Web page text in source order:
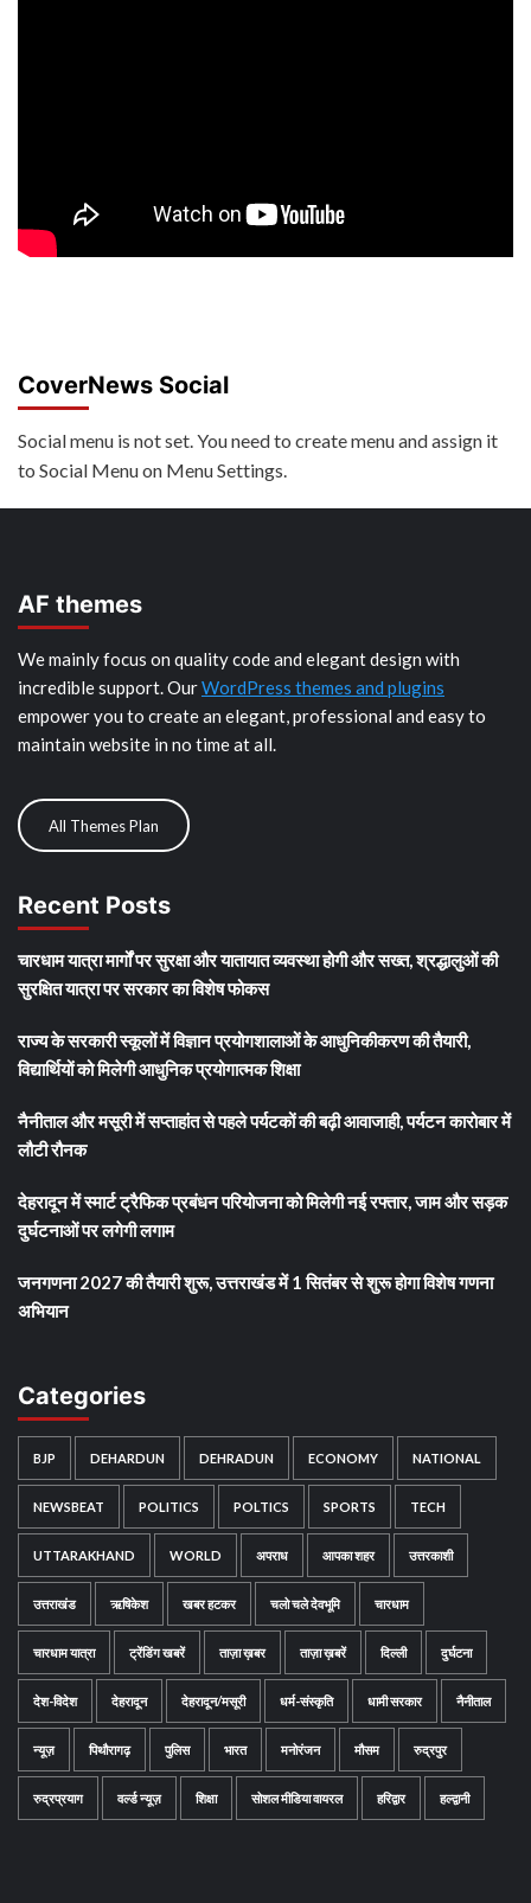
CoverNews Social
Social menu is not set. You need to create menu and assign it
to Social Menu on Menu Settings.
AF themes
We mainly focus on quality code and elegant design with
incredible support. OurWordPress themes and plugins
empower you to create an elegant, professional and easy to
maintain website in no time at all.
All Themes Plan
Recent Posts
चारधाम यात्रा मार्गों पर सुरक्षा और यातायात व्यवस्था होगी और सख्त, श्रद्धालुओं की
सुरक्षित यात्रा पर सरकार का विशेष फोकस
राज्य के सरकारी स्कूलों में विज्ञान प्रयोगशालाओं के आधुनिकीकरण की तैयारी,
विद्यार्थियों को मिलेगी आधुनिक प्रयोगात्मक शिक्षा
नैनीताल और मसूरी में सप्ताहांत से पहले पर्यटकों की बढ़ी आवाजाही, पर्यटन कारोबार में
लौटी रौनक
देहरादून में स्मार्ट ट्रैफिक प्रबंधन परियोजना को मिलेगी नई रफ्तार, जाम और सड़क
दुर्घटनाओं पर लगेगी लगाम
जनगणना 2027 की तैयारी शुरू, उत्तराखंड में 1 सितंबर से शुरू होगा विशेष गणना
अभियान
Categories
BJP DEHARDUN DEHRADUN ECONOMY NATIONAL
NEWSBEAT POLITICS POLTICS SPORTS TECH
UTTARAKHAND WORLD अपराध आपका शहर उत्तरकाशी
उत्तराखंड ऋषिकेश खबर हटकर चलो चले देवभूमि चारधाम
चारधाम यात्रा ट्रेंडिंग खबरें ताज़ा ख़बर ताज़ा ख़बरें दिल्ली दुर्घटना
देश-विदेश देहरादून देहरादून/मसूरी धर्म-संस्कृति धामी सरकार नैनीताल
न्यूज़ पिथौरागढ़ पुलिस भारत मनोरंजन मौसम रुद्रपुर
रुद्रप्रयाग वर्ल्ड न्यूज़ शिक्षा सोशल मीडिया वायरल हरिद्वार हल्द्वानी